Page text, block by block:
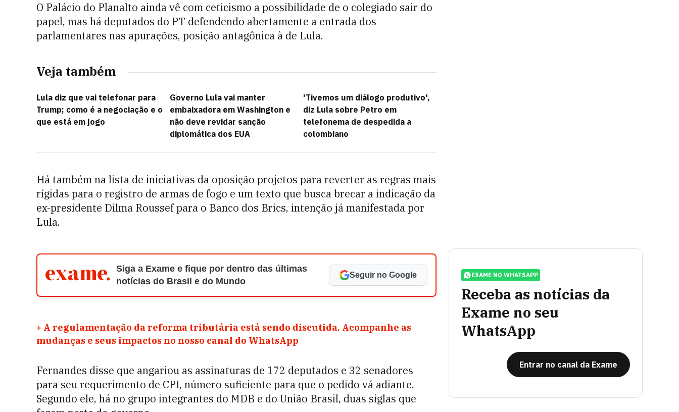
O Palácio do Planalto ainda vê com ceticismo a possibilidade de o colegiado sair do
papel, mas há deputados do PT defendendo abertamente a entrada dos
parlamentares nas apurações, posição antagônica à de Lula.
Veja também
Lula diz que vai telefonar para
Trump; como é a negociação e o
que está em jogo
Governo Lula vai manter
embaixadora em Washington e
não deve revidar sanção
diplomática dos EUA
'Tivemos um diálogo produtivo',
diz Lula sobre Petro em
telefonema de despedida a
colombiano
Há também na lista de iniciativas da oposição projetos para reverter as regras mais
rígidas para o registro de armas de fogo e um texto que busca brecar a indicação da
ex-presidente Dilma Roussef para o Banco dos Brics, intenção já manifestada por
Lula.
Siga a Exame e fique por dentro das últimas
notícias do Brasil e do Mundo
Seguir no Google
+ A regulamentação da reforma tributária está sendo discutida. Acompanhe as
mudanças e seus impactos no nosso canal do WhatsApp
Fernandes disse que angariou as assinaturas de 172 deputados e 32 senadores
para seu requerimento de CPI, número suficiente para que o pedido vá adiante.
Segundo ele, há no grupo integrantes do MDB e do União Brasil, duas siglas que
EXAME NO WHATSAPP
Receba as notícias da
Exame no seu
WhatsApp
Entrar no canal da Exame